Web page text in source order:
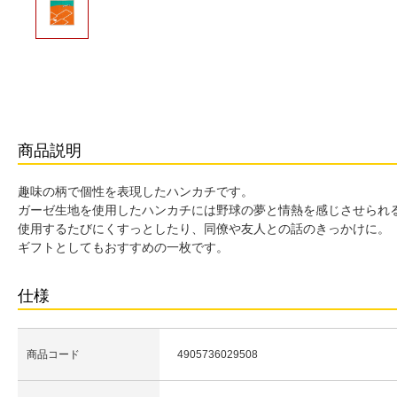
商品説明
趣味の柄で個性を表現したハンカチです。
ガーゼ生地を使用したハンカチには野球の夢と情熱を感じさせられ
使用するたびにくすっとしたり、同僚や友人との話のきっかけに。
ギフトとしてもおすすめの一枚です。
仕様
商品コード 4905736029508